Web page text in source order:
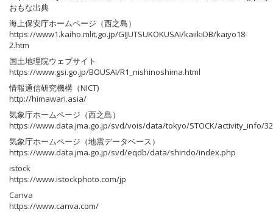
おもな出典
海上保安庁ホームページ（西之島）
https://www1.kaiho.mlit.go.jp/GIJUTSUKOKUSAI/kaiikiDB/kaiyo18-
2.htm
国土地理院ウェブサイト
https://www.gsi.go.jp/BOUSAI/R1_nishinoshima.html
情報通信研究機構（NICT)
http://himawari.asia/
気象庁ホームページ（西之島）
https://www.data.jma.go.jp/svd/vois/data/tokyo/STOCK/activity_info/
気象庁ホームページ（地震データベース）
https://www.data.jma.go.jp/svd/eqdb/data/shindo/index.php
istock
https://www.istockphoto.com/jp
Canva
https://www.canva.com/